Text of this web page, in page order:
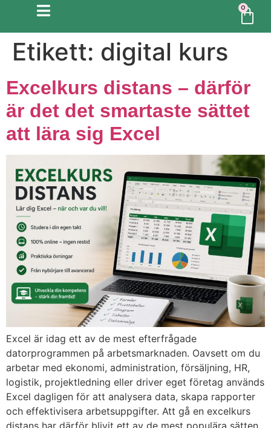
0
Etikett: digital kurs
Excelkurs distans – därför
är det det smartaste sättet
att lära sig Excel
Excel är idag ett av de mest efterfrågade
datorprogrammen på arbetsmarknaden. Oavsett om du
arbetar med ekonomi, administration, försäljning, HR,
logistik, projektledning eller driver eget företag används
Excel dagligen för att analysera data, skapa rapporter
och effektivisera arbetsuppgifter. Att gå en excelkurs